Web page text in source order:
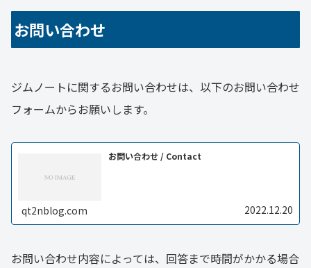
お問い合わせ
ジムノートに関するお問い合わせは、以下のお問い合わせ
フォームからお願いします。
お問い合わせ / Contact
qt2nblog.com 2022.12.20
お問い合わせ内容によっては、回答まで時間がかかる場合